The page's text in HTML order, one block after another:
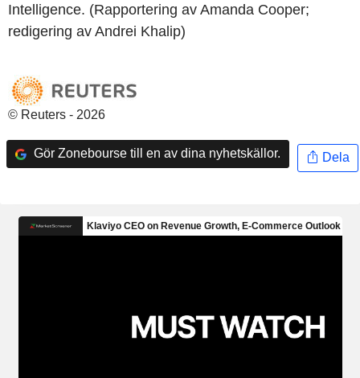
Intelligence. (Rapportering av Amanda Cooper;
redigering av Andrei Khalip)
© Reuters - 2026
Gör Zonebourse till en av dina nyhetskällor. Dela